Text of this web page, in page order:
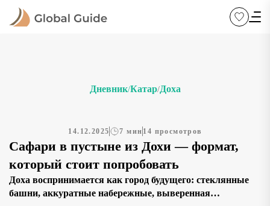
Дневник/Катар/Доха
14.12.2025 7 мин 14 просмотров
Сафари в пустыне из Дохи — формат,
который стоит попробовать
Доха воспринимается как город будущего: стеклянные
башни, аккуратные набережные, выверенная